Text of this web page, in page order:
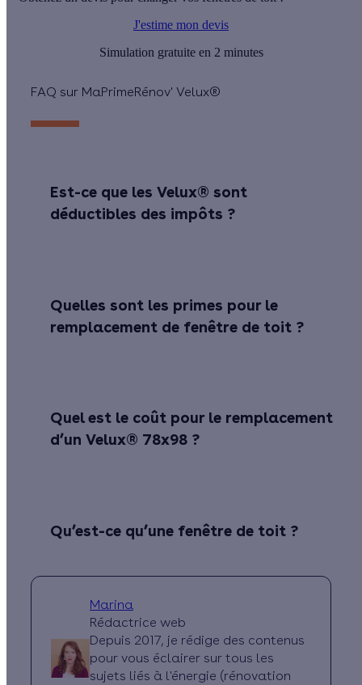
J'estime mon devis
Simulation gratuite en 2 minutes
FAQ sur MaPrimeRénov' Velux®
Est-ce que les Velux® sont
déductibles des impôts ?
Quelles sont les primes pour le
remplacement de fenêtre de toit ?
Quel est le coût pour le remplacement
d’un Velux® 78x98 ?
Qu’est-ce qu’une fenêtre de toit ?
Marina
Rédactrice web
Depuis 2017, je rédige des contenus
pour vous éclairer sur tous les
sujets liés à l'énergie (rénovation